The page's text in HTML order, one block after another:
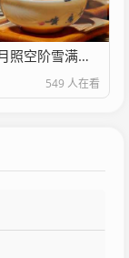
重楼别后月照空阶雪满衣中重楼的别名是什么
549 人在看